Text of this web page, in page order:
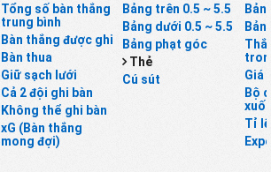
Tổng số bàn thắng
trung bình
Bàn thắng được ghi
Bàn thua
Giữ sạch lưới
Cả 2 đội ghi bàn
Không thể ghi bàn
xG (Bàn thắng
mong đợi)
Bảng trên 0.5 ~ 5.5
Bảng dưới 0.5 ~ 5.5
Bảng phạt góc
Thẻ
Cú sút
Giá
Bộ
Tỉ